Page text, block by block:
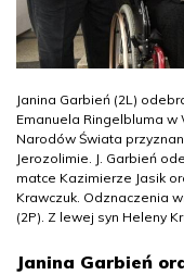
Janina Garbień (2L)
Emanuela Ringelbluma
Narodów Świata
Jerozolimie. J. Garbień
matce Kazimierze Jasik
Krawczuk. Odznaczenia
(2P). Z lewej syn Heleny
Janina Garbień